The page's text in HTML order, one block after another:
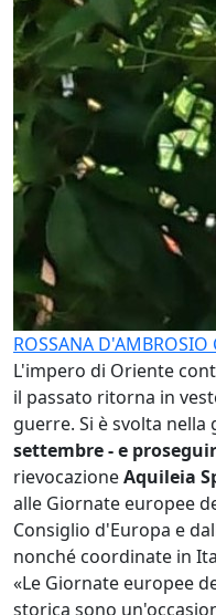
ROSSANA D'AMBROSIO
L'impero di Oriente
il passato ritorna in
guerre. Si è svolta
settembre - e
rievocazioneAquileia
alle Giornate europee
Consiglio d'Europa e
nonché coordinate in
«Le Giornate europee
storica sono